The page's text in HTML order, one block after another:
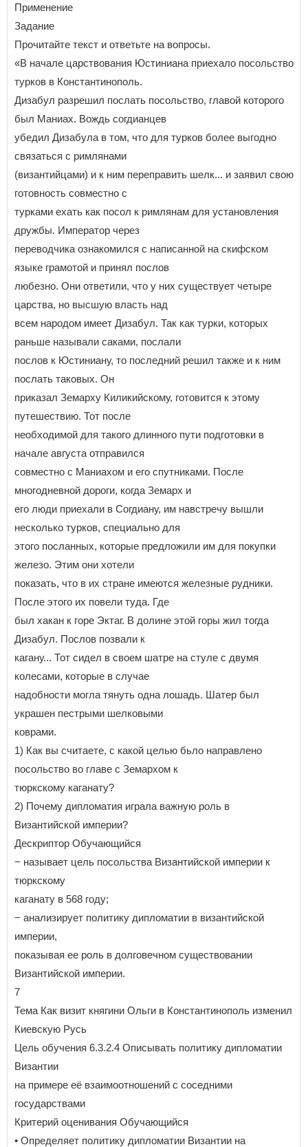
Применение
Задание
Прочитайте текст и ответьте на вопросы.
«В начале царствования Юстиниана приехало посольство
турков в Константинополь.
Дизабул разрешил послать посольство, главой которого
был Маниах. Вождь согдианцев
убедил Дизабула в том, что для турков более выгодно
связаться с римлянами
(византийцами) и к ним переправить шелк... и заявил свою
готовность совместно с
турками ехать как посол к римлянам для установления
дружбы. Император через
переводчика ознакомился с написанной на скифском
языке грамотой и принял послов
любезно. Они ответили, что у них существует четыре
царства, но высшую власть над
всем народом имеет Дизабул. Так как турки, которых
раньше называли саками, послали
послов к Юстиниану, то последний решил также и к ним
послать таковых. Он
приказал Земарху Киликийскому, готовится к этому
путешествию. Тот после
необходимой для такого длинного пути подготовки в
начале августа отправился
совместно с Маниахом и его спутниками. После
многодневной дороги, когда Земарх и
его люди приехали в Согдиану, им навстречу вышли
несколько турков, специально для
этого посланных, которые предложили им для покупки
железо. Этим они хотели
показать, что в их стране имеются железные рудники.
После этого их повели туда. Где
был хакан к горе Эктаг. В долине этой горы жил тогда
Дизабул. Послов позвали к
кагану... Тот сидел в своем шатре на стуле с двумя
колесами, которые в случае
надобности могла тянуть одна лошадь. Шатер был
украшен пестрыми шелковыми
коврами.
1) Как вы считаете, с какой целью бьло направлено
посольство во главе с Земархом к
тюркскому каганату?
2) Почему дипломатия играла важную роль в
Византийской империи?
Дескриптор Обучающийся
− называет цель посольства Византийской империи к
тюркскому
каганату в 568 году;
− анализирует политику дипломатии в византийской
империи,
показывая ее роль в долговечном существовании
Византийской империи.
7
Тема Как визит княгини Ольги в Константинополь изменил
Киевскую Русь
Цель обучения 6.3.2.4 Описывать политику дипломатии
Византии
на примере её взаимоотношений с соседними
государствами
Критерий оценивания Обучающийся
• Определяет политику дипломатии Византии на